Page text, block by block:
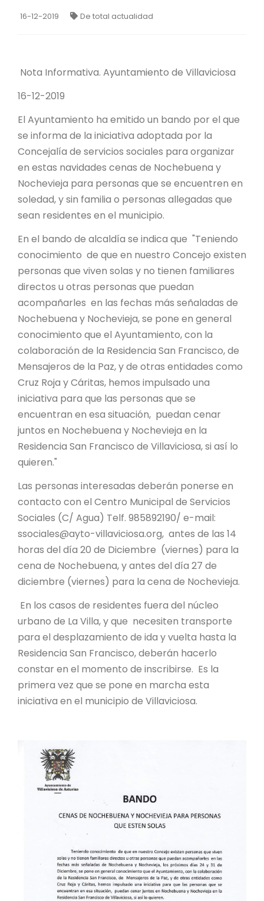
16-12-2019 De total actualidad
Nota Informativa. Ayuntamiento de Villaviciosa
16-12-2019
El Ayuntamiento ha emitido un bando por el que
se informa de la iniciativa adoptada por la
Concejalía de servicios sociales para organizar
en estas navidades cenas de Nochebuena y
Nochevieja para personas que se encuentren en
soledad, y sin familia o personas allegadas que
sean residentes en el municipio.
En el bando de alcaldía se indica que "Teniendo
conocimiento de que en nuestro Concejo existen
personas que viven solas y no tienen familiares
directos u otras personas que puedan
acompañarles en las fechas más señaladas de
Nochebuena y Nochevieja, se pone en general
conocimiento que el Ayuntamiento, con la
colaboración de la Residencia San Francisco, de
Mensajeros de la Paz, y de otras entidades como
Cruz Roja y Cáritas, hemos impulsado una
iniciativa para que las personas que se
encuentran en esa situación, puedan cenar
juntos en Nochebuena y Nochevieja en la
Residencia San Francisco de Villaviciosa, si así lo
quieren."
Las personas interesadas deberán ponerse en
contacto con el Centro Municipal de Servicios
Sociales (C/ Agua) Telf. 985892190/ e-mail:
ssociales@ayto-villaviciosa.org, antes de las 14
horas del día 20 de Diciembre (viernes) para la
cena de Nochebuena, y antes del día 27 de
diciembre (viernes) para la cena de Nochevieja.
En los casos de residentes fuera del núcleo
urbano de La Villa, y que necesiten transporte
para el desplazamiento de ida y vuelta hasta la
Residencia San Francisco, deberán hacerlo
constar en el momento de inscribirse. Es la
primera vez que se pone en marcha esta
iniciativa en el municipio de Villaviciosa.